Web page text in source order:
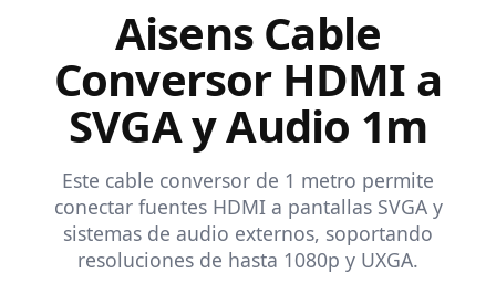
Aisens Cable
Conversor HDMI a
SVGA y Audio 1m
Este cable conversor de 1 metro permite
conectar fuentes HDMI a pantallas SVGA y
sistemas de audio externos, soportando
resoluciones de hasta 1080p y UXGA.